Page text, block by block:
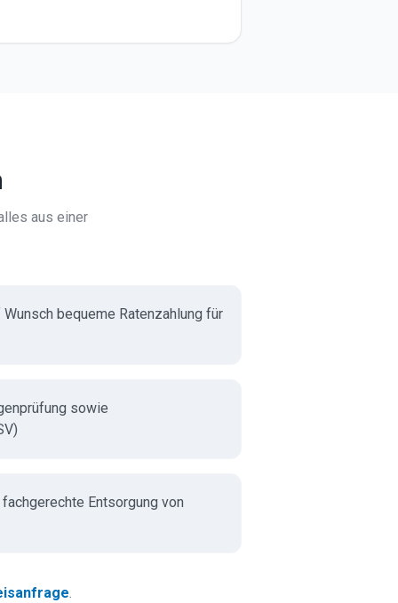
aus einer
bequeme Ratenzahlung für
sowie
Entsorgung von
.